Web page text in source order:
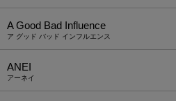
A Good Bad Influence
ア グッド バッド インフルエンス
ANEI
アーネイ